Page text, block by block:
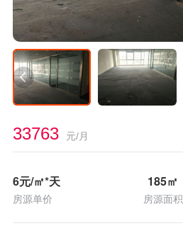
33763 元/月
6元/㎡*天
房源单价
185㎡
房源面积